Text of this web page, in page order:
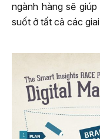
ngành hàng sẽ
suốt ở tất cả các